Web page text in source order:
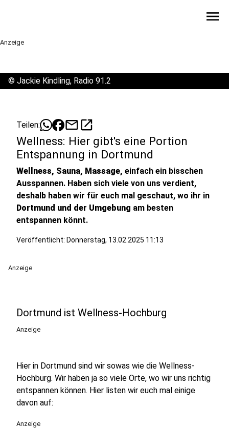
menu
Anzeige
© Jackie Kindling, Radio 91.2
Teilen: mailopen_in_new
Wellness: Hier gibt's eine Portion
Entspannung in Dortmund
Wellness, Sauna, Massage, einfach ein bisschen
Ausspannen. Haben sich viele von uns verdient,
deshalb haben wir für euch mal geschaut, wo ihr in
Dortmund und der Umgebung am besten
entspannen könnt.
Veröffentlicht: Donnerstag, 13.02.2025 11:13
Anzeige
Dortmund ist Wellness-Hochburg
Anzeige
Hier in Dortmund sind wir sowas wie die Wellness-
Hochburg. Wir haben ja so viele Orte, wo wir uns richtig
entspannen können. Hier listen wir euch mal einige
davon auf:
Anzeige